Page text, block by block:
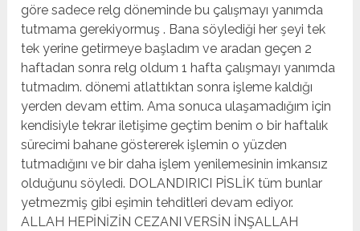
göre sadece relg döneminde bu çalışmayı yanımda
tutmama gerekiyormuş . Bana söylediği her şeyi tek
tek yerine getirmeye başladım ve aradan geçen 2
haftadan sonra relg oldum 1 hafta çalışmayı yanımda
tutmadım. dönemi atlattıktan sonra işleme kaldığı
yerden devam ettim. Ama sonuca ulaşamadığım için
kendisiyle tekrar iletişime geçtim benim o bir haftalık
sürecimi bahane göstererek işlemin o yüzden
tutmadığını ve bir daha işlem yenilemesinin imkansız
olduğunu söyledi. DOLANDIRICI PİSLİK tüm bunlar
yetmezmiş gibi eşimin tehditleri devam ediyor.
ALLAH HEPİNİZİN CEZANI VERSİN İNŞALLAH